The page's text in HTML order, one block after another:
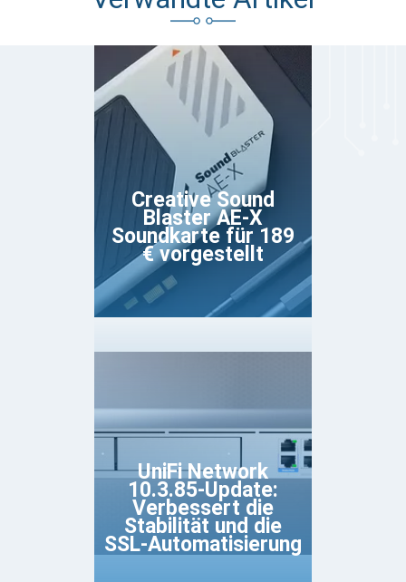
Creative Sound
Blaster AE-X
Soundkarte für 189
€ vorgestellt
UniFi Network
10.3.85-Update:
Verbessert die
Stabilität und die
SSL-Automatisierung